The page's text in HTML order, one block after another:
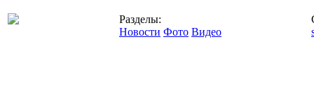
Разделы:
Новости Фото Видео